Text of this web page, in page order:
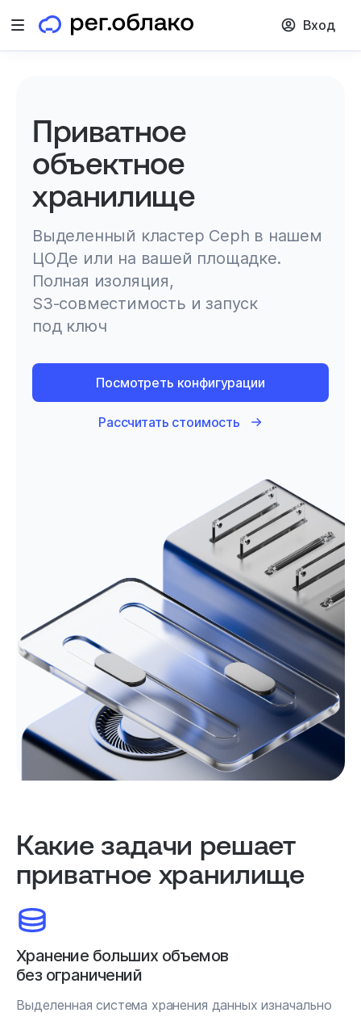
Открыть меню Вход
Приватное
объектное
хранилище
Выделенный кластер Ceph в нашем
ЦОДе или на вашей площадке.
Полная изоляция,
S3‑совместимость и запуск
под ключ
Посмотреть конфигурации
Рассчитать стоимость
Какие задачи решает
приватное хранилище
Хранение больших объемов
без ограничений
Выделенная система хранения данных изначально